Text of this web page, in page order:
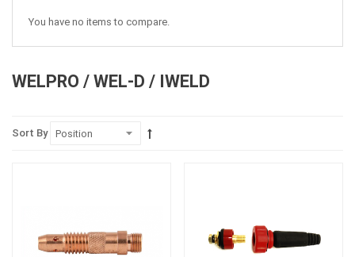
WELPRO / WEL-D / IWELD
Sort By
You have no items to compare.